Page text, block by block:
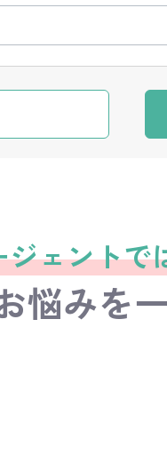
月 火
勤務時間
＜日勤＞
ェントで
悩みを